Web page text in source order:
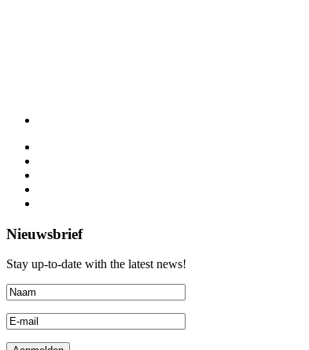
Nieuwsbrief
Stay up-to-date with the latest news!